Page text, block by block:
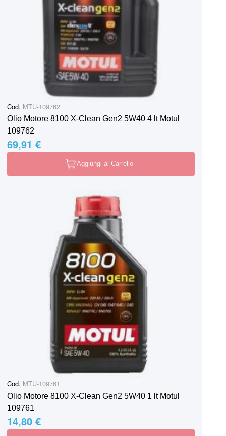
Cod. MTU-109762
Olio Motore 8100 X-Clean Gen2 5W40 4 lt Motul
109762
69,91 €
Aggiungi al Carrello
Cod. MTU-109761
Olio Motore 8100 X-Clean Gen2 5W40 1 lt Motul
109761
14,80 €